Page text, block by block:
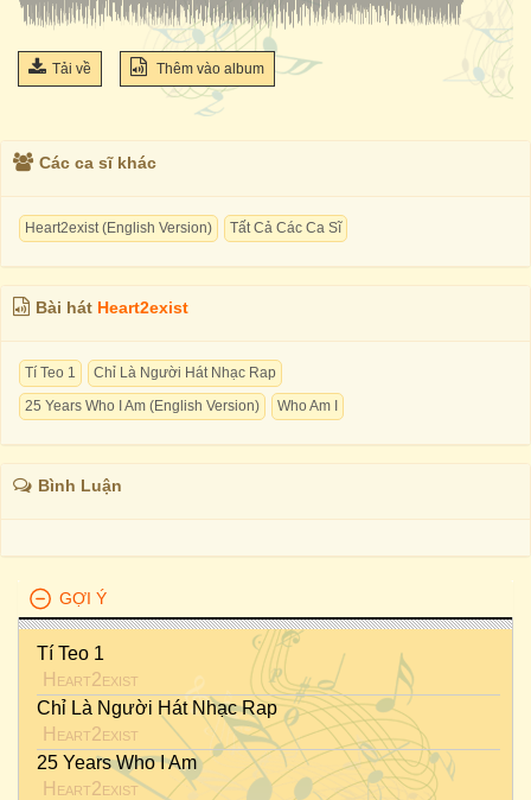
Tải về Thêm vào album
Các ca sĩ khác
Heart2exist (English Version) Tất Cả Các Ca Sĩ
Bài hát Heart2exist
Tí Teo 1
Chỉ Là Người Hát Nhạc Rap
25 Years Who I Am (English Version)
Who Am I
Bình Luận
GỢI Ý
Tí Teo 1
Heart2exist
Chỉ Là Người Hát Nhạc Rap
Heart2exist
25 Years Who I Am
Heart2exist